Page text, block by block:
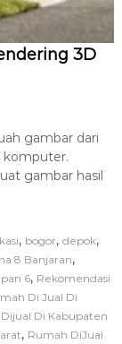
3D
gambar dari
komputer.
gambar hasil
, bogor, depok,
8 Banjaran,
6, Rekomendasi
Di Jual Di
Di Kabupaten
, Rumah DiJual